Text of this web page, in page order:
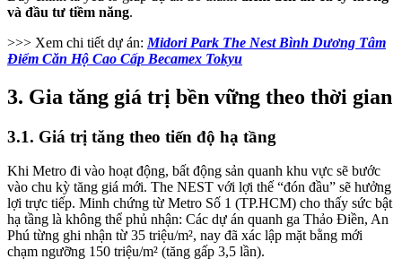
và đầu tư tiềm năng.
>>> Xem chi tiết dự án: Midori Park The Nest Bình Dương Tâm
Điểm Căn Hộ Cao Cấp Becamex Tokyu
3. Gia tăng giá trị bền vững theo thời gian
3.1. Giá trị tăng theo tiến độ hạ tầng
Khi Metro đi vào hoạt động, bất động sản quanh khu vực sẽ bước
vào chu kỳ tăng giá mới. The NEST với lợi thế “đón đầu” sẽ hưởng
lợi trực tiếp. Minh chứng từ Metro Số 1 (TP.HCM) cho thấy sức bật
hạ tầng là không thể phủ nhận: Các dự án quanh ga Thảo Điền, An
Phú từng ghi nhận từ 35 triệu/m², nay đã xác lập mặt bằng mới
chạm ngưỡng 150 triệu/m² (tăng gấp 3,5 lần).